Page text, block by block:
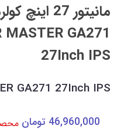
مانیتور 27
MASTER GA271
27Inch IPS
GA271 27Inch IPS
46,960,000 تومان